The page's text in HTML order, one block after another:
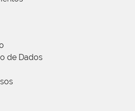
de Dados